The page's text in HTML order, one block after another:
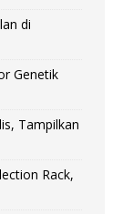
di
Genetik
Tampilkan
Rack,